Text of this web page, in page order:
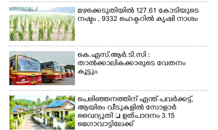
മഴക്കെടുതിയിൽ 127.61 കോടിയുടെ
നഷ്ടം , 9332 ഹെക്ടറിൽ കൃഷി നാശം
കെ.എസ്.ആർ.ടി.സി :
താൽക്കാലികക്കാരുടെ വേതനം
കൂട്ടും
പെരിഞ്ഞനത്തിന് എന്ത് പവർക്കട്ട്,​
ആയിരം വീടുകളിൽ സോളാർ
വൈദ്യുതി  ഉത്പാദനം 3.15
മെഗാവാട്ടിലേക്ക്